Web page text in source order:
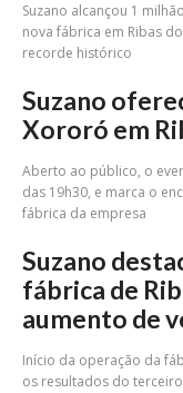
Suzano alcançou 1
nova fábrica em Ribas
recorde histórico
Suzano
Xororó em
Aberto ao público, o
das 19h30, e marca o
fábrica da empresa
Suzano
fábrica de
aumento de
Início da operação da
os resultados do